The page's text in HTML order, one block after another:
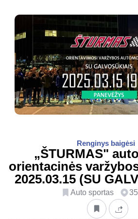
Renginys baigėsi
„ŠTURMAS"
orientacinės
2025.03.15 (SU
Auto sportas